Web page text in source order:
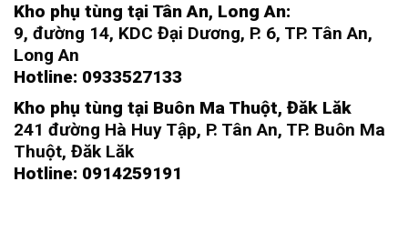
Kho phụ tùng tại Tân An, Long An:
9, đường 14, KDC Đại Dương, P. 6, TP. Tân An,
Long An
Hotline: 0933527133
Kho phụ tùng tại Buôn Ma Thuột, Đăk Lăk
241 đường Hà Huy Tập, P. Tân An, TP. Buôn Ma
Thuột, Đăk Lăk
Hotline: 0914259191